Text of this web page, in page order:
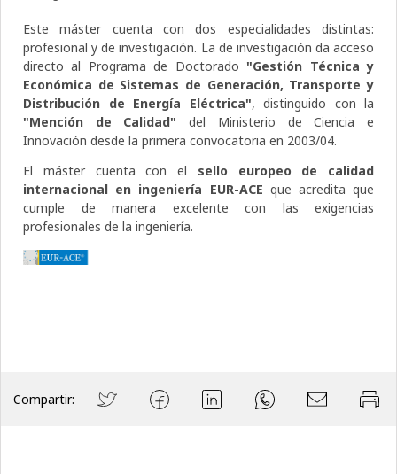
Este máster cuenta con dos especialidades distintas:
profesional y de investigación. La de investigación da acceso
directo al Programa de Doctorado "Gestión Técnica y
Económica de Sistemas de Generación, Transporte y
Distribución de Energía Eléctrica", distinguido con la
"Mención de Calidad"del Ministerio de Ciencia e
Innovación desde la primera convocatoria en 2003/04.
El máster cuenta con el sello europeo de calidad
internacional en ingeniería EUR-ACE que acredita que
cumple de manera excelente con las exigencias
profesionales de la ingeniería.
Compartir: